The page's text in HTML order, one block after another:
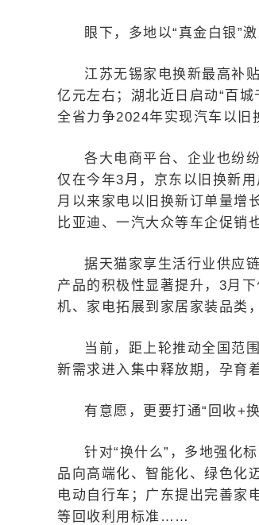
眼下，多地以“真金白银”
江苏无锡家电换新最高补
亿元左右；湖北近日启动“百
全省力争2024年实现汽车以
各大电商平台、企业也纷
仅在今年3月，京东以旧换新
月以来家电以旧换新订单量增
比亚迪、一汽大众等车企促销
据天猫家享生活行业供应
产品的积极性显著提升，3月
机、家电拓展到家居家装品类
当前，距上轮推动全国范
新需求进入集中释放期，孕育
有意愿，更要打通“回收+
针对“换什么”，多地强化
品向高端化、智能化、绿色化
电动自行车；广东提出完善家
等回收利用标准……